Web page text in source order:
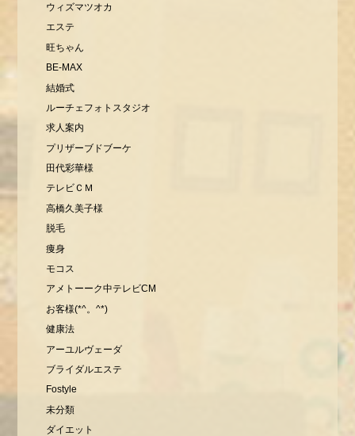
ウィズマツオカ
エステ
旺ちゃん
BE-MAX
結婚式
ルーチェフォトスタジオ
求人案内
プリザーブドブーケ
田代彩華様
テレビＣＭ
高橋久美子様
脱毛
痩身
モコス
アメトーーク中テレビCM
お客様(*^。^*)
健康法
アーユルヴェーダ
ブライダルエステ
Fostyle
未分類
ダイエット